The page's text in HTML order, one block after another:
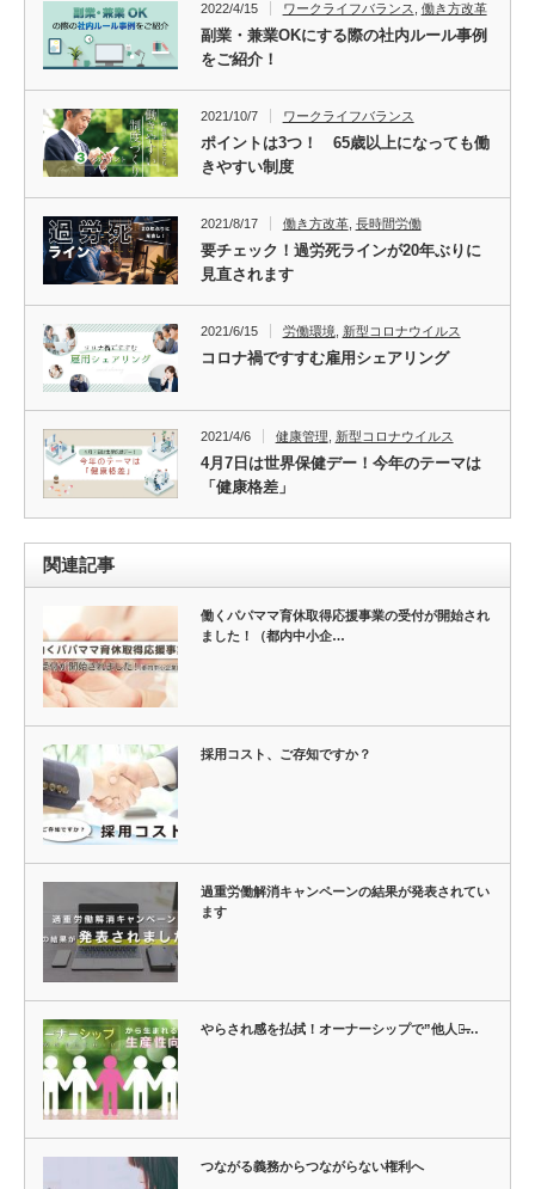
2022/4/15 ワークライフバランス 働き方改革
副業・兼業OKにする際の社内ルール事例
をご紹介！
2021/10/7 ワークライフバランス
ポイントは3つ！ 65歳以上になっても働
きやすい制度
2021/8/17 働き方改革, 長時間労働
要チェック！過労死ラインが20年ぶりに
見直されます
2021/6/15 労働環境 新型コロナウイルス
コロナ禍ですすむ雇用シェアリング
2021/4/6 健康管理 新型コロナウイルス
4月7日は世界保健デー！今年のテーマは
「健康格差」
関連記事
働くパパママ育休取得応援事業の受付が開始され
ました！（都内中小企…
採用コスト、ご存知ですか？
過重労働解消キャンペーンの結果が発表されてい
ます
やらされ感を払拭！オーナーシップで”他人事̶…
つながる義務からつながらない権利へ